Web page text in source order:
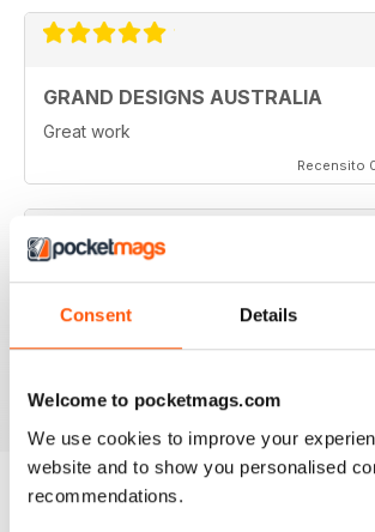
Consent Details
Welcome to pocketmags.com
We use cookies to improve your
website and to show you personalised
recommendations.
GRAND DESIGNS AUSTRALIA
Great work
Recensito
This is really worth a read with great